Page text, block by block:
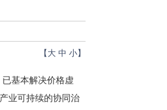
【 大 中 小】
基本解决价格虚
业可持续的协同治